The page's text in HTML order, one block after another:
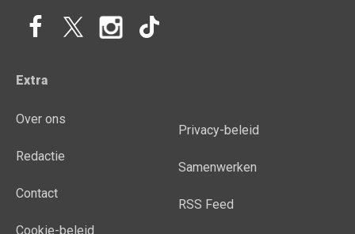
Extra
Over ons
Redactie
Contact
Cookie-beleid
Privacy-beleid
Samenwerken
RSS Feed